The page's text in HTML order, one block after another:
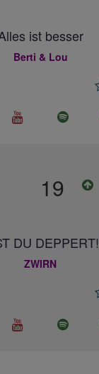
ist besser
Berti & Lou
19
DU DEPPERT!
ZWIRN